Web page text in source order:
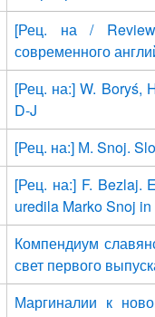
[Рец. на / Review
современного
[Рец. на:] W. Boryś,
D-J
[Рец. на:] М. Snoj.
[Рец. на:] F. Bezlaj.
uredila Marko Snoj in
Компендиум
свет первого
Маргиналии к